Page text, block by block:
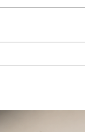
provocar